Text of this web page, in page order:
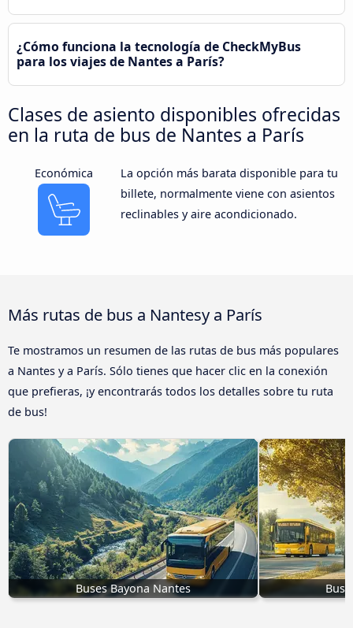
¿Cómo funciona la tecnología de CheckMyBus
para los viajes de Nantes a París?
Clases de asiento disponibles ofrecidas
en la ruta de bus de Nantes a París
Económica
La opción más barata disponible para tu
billete, normalmente viene con asientos
reclinables y aire acondicionado.
Más rutas de bus a Nantesy a París
Te mostramos un resumen de las rutas de bus más populares
a Nantes y a París. Sólo tienes que hacer clic en la conexión
que prefieras, ¡y encontrarás todos los detalles sobre tu ruta
de bus!
Buses Bayona Nantes Bus